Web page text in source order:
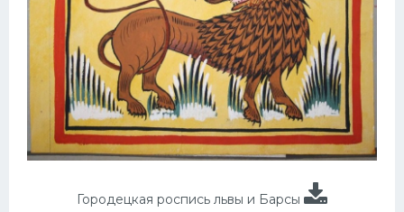
Городецкая роспись львы и Барсы